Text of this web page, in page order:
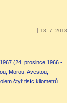
18. 7. 2018
(24. prosince 1966 -
Morou, Avestou,
čtyř tisíc kilometrů.